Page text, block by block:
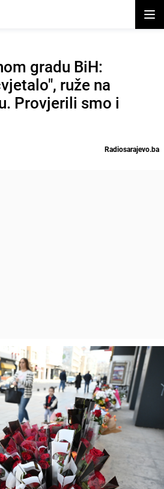
gradu BiH:
ruže na
Provjerili smo i
Radiosarajevo.ba